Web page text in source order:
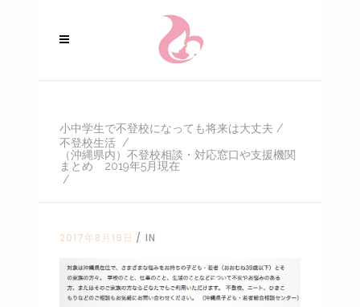
小中学生で不登校になっても将来は大丈夫 /
不登校生活 /
（沖縄県内）不登校相談・対応窓口や支援機関
まとめ 2019年5月現在
/
2017年8月19日 IN